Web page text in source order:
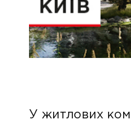
У житлових